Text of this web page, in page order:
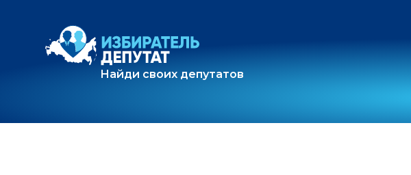
Найди своих депутатов